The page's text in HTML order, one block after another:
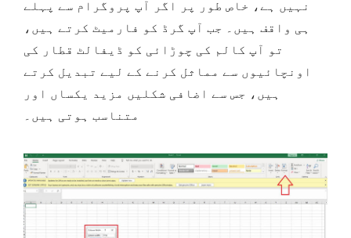
نہیں ہے، خاص طور پر اگر آپ پروگرام سے پہلے
ہی واقف ہیں۔ جب آپ گرڈ کو فارمیٹ کرتے ہیں،
تو آپ کالم کی چوڑائی کو ڈیفالٹ قطار کی
اونچائیوں سے مماثل کرنے کے لیے تبدیل کرتے
ہیں، جس سے اضافی شکلیں مزید یکساں اور
متناسب ہوتی ہیں۔